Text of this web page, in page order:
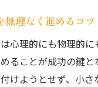
無理なく進めるコツ
心理的にも物理的
ることが成功の鍵と
けようとせず、小さ